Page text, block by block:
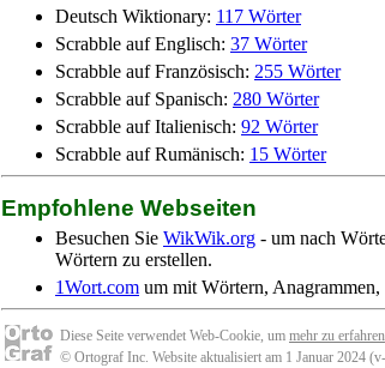
Deutsch Wiktionary: 117 Wörter
Scrabble auf Englisch: 37 Wörter
Scrabble auf Französisch: 255 Wörter
Scrabble auf Spanisch: 280 Wörter
Scrabble auf Italienisch: 92 Wörter
Scrabble auf Rumänisch: 15 Wörter
Empfohlene Webseiten
Besuchen Sie WikWik.org - um nach
Wörtern zu erstellen.
1Wort.com um mit Wörtern,
Diese Seite verwendet Web-Cookie, um mehr zu erfahren
© Ortograf Inc. Website aktualisiert am 1 Januar 2024